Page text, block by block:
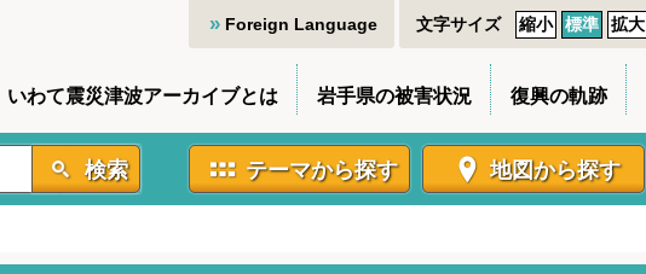
Foreign Language 文字サイズ 縮小 標準 拡大
いわて震災津波アーカイブとは 岩手県の被害状況 復興の軌跡
検索 テーマから探す 地図から探す